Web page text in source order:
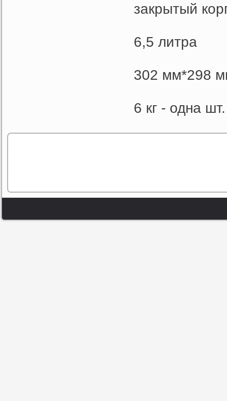
закрытый
6,5 литра
302 мм*298
6 кг - одна шт.